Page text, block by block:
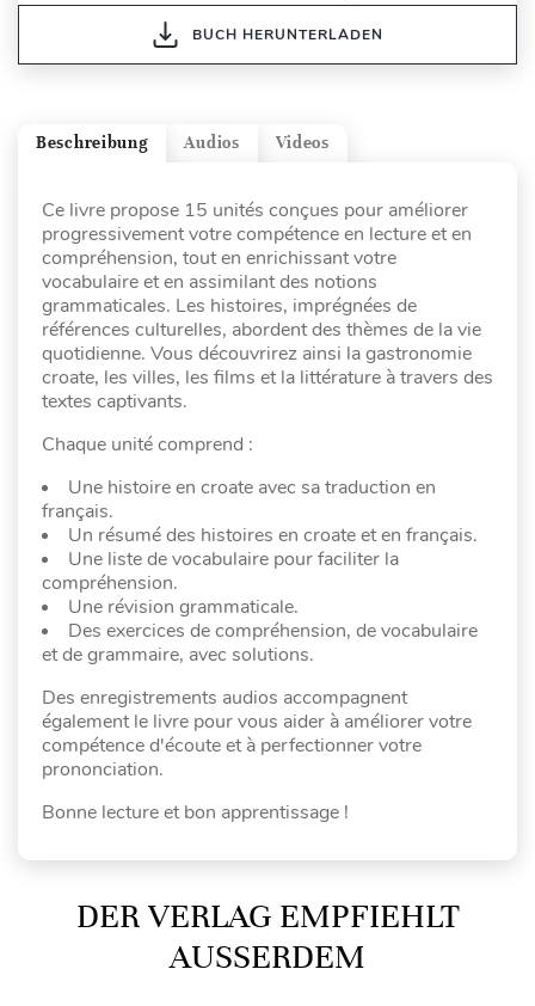
BUCH HERUNTERLADEN
Videos
Audios
Beschreibung
Ce livre propose 15 unités conçues pour améliorer
progressivement votre compétence en lecture et en
compréhension, tout en enrichissant votre
vocabulaire et en assimilant des notions
grammaticales. Les histoires, imprégnées de
références culturelles, abordent des thèmes de la vie
quotidienne. Vous découvrirez ainsi la gastronomie
croate, les villes, les films et la littérature à travers des
textes captivants.
Chaque unité comprend :
Une histoire en croate avec sa traduction en
français.
Un résumé des histoires en croate et en français.
Une liste de vocabulaire pour faciliter la
compréhension.
Une révision grammaticale.
Des exercices de compréhension, de vocabulaire
et de grammaire, avec solutions.
Des enregistrements audios accompagnent
également le livre pour vous aider à améliorer votre
compétence d'écoute et à perfectionner votre
prononciation.
Bonne lecture et bon apprentissage !
DER VERLAG EMPFIEHLT
AUSSERDEM